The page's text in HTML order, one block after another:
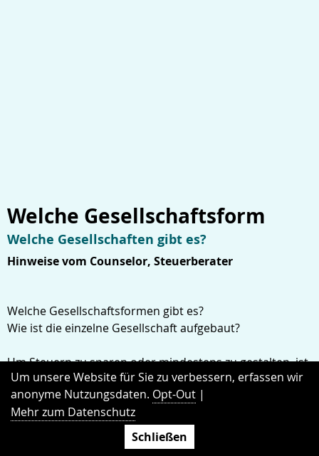
Welche Gesellschaftsform
Welche Gesellschaften gibt es?
Hinweise vom Counselor, Steuerberater
Welche Gesellschaftsformen gibt es?
Wie ist die einzelne Gesellschaft aufgebaut?
Um Steuern zu sparen oder mindestens zu gestalten, ist
es wichtig, über die Gesellschaftsform seines
Unternehmens nachzudenken. Im Beitrag
Gesellschaftsformen" werden die Gesellschaften
benannt, die möglich sind.
Um unsere Website für Sie zu verbessern, erfassen wir
anonyme Nutzungsdaten. Opt-Out |
Mehr zum Datenschutz
Schließen